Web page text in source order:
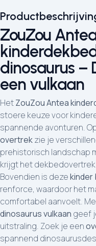
ZouZou
dinosaurus –
een vulkaan
HetZouZou Antea
stoere keuze voor
spannende avonturen.
overtrekzie je
prehistorisch landschap
krijgt het
Bovendien is dezekinder
renforce, waardoor het
comfortabel aanvoelt.
dinosaurus vulkaan geef
uitstraling. Zoek je een
spannend